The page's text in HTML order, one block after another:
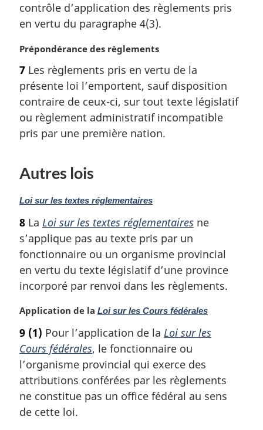
g
i
a
l
e
:
contrôle d’application des règlements pris
en vertu du paragraphe 4(3).
N
t
e
m
a
g
a
e
:
Prépondérance des règlements
7 Les règlements pris en vertu de la
présente loi l’emportent, sauf disposition
contraire de ceux-ci, sur tout texte législatif
ou règlement administratif incompatible
pris par une première nation.
Autres lois
N
t
e
m
r
g
n
a
e
:
Loi sur les textes réglementaires
8 La Loi sur les textes réglementaires ne
s’applique pas au texte pris par un
fonctionnaire ou un organisme provincial
en vertu du texte législatif d’une province
incorporé par renvoi dans les règlements.
N
t
e
m
r
g
i
Application de la Loi sur les Cours fédérales
9 (1) Pour l’application de la Loi sur les
Cours fédérales, le fonctionnaire ou
l’organisme provincial qui exerce des
attributions conférées par les règlements
ne constitue pas un office fédéral au sens
de cette loi.